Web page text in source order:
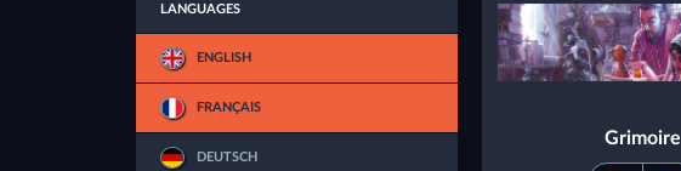
LANGUAGES
ENGLISH
FRANÇAIS
DEUTSCH
Grimoire